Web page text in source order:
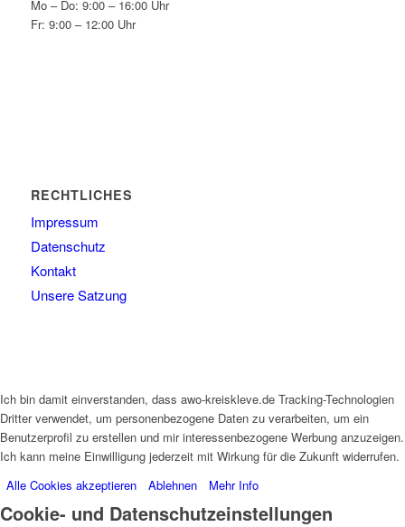
Mo – Do: 9:00 – 16:00 Uhr
Fr: 9:00 – 12:00 Uhr
RECHTLICHES
Impressum
Datenschutz
Kontakt
Unsere Satzung
Ich bin damit einverstanden, dass awo-kreiskleve.de Tracking-Technologien
Dritter verwendet, um personenbezogene Daten zu verarbeiten, um ein
Benutzerprofil zu erstellen und mir interessenbezogene Werbung anzuzeigen.
Ich kann meine Einwilligung jederzeit mit Wirkung für die Zukunft widerrufen.
Alle Cookies akzeptieren
Ablehnen Mehr Info
Cookie- und Datenschutzeinstellungen